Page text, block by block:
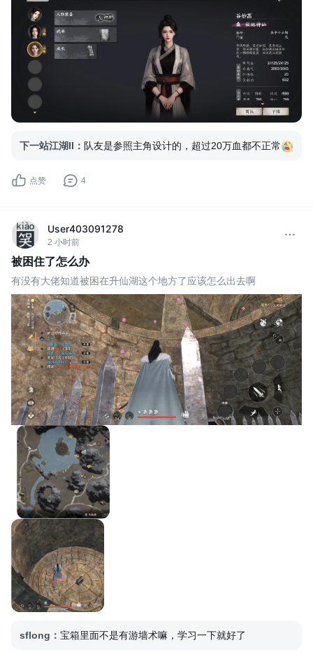
下一站江湖II ： 队友是参照主角设计的，超过20万血都不正常
点赞 4
User403091278
2 小时前
被困住了怎么办
有没有大佬知道被困在升仙湖这个地方了应该怎么出去啊
sflong ： 宝箱里面不是有游墙术嘛，学习一下就好了